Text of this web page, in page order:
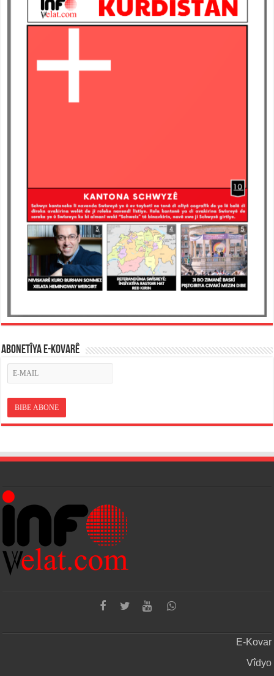
ABONETÎYA E-KOVARÊ
E-Kovar
Vîdyo